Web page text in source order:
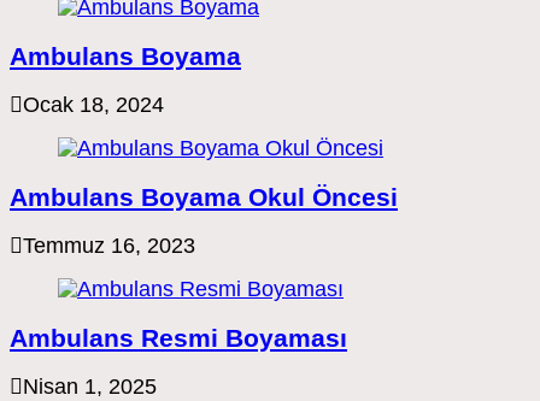
Ambulans Boyama
Ocak 18, 2024
Ambulans Boyama Okul Öncesi
Temmuz 16, 2023
Ambulans Resmi Boyaması
Nisan 1, 2025